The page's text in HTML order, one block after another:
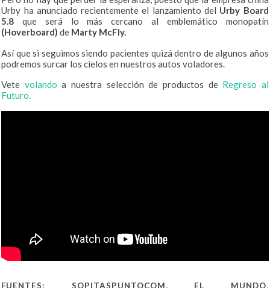
Urby ha anunciado recientemente el lanzamiento del Urby Board
5.8 que será lo más cercano al emblemático monopatín
(Hoverboard) de Marty McFly.
Así que si seguimos siendo pacientes quizá dentro de algunos años
podremos surcar los cielos en nuestros autos voladores.
Vete volando a nuestra selección de productos de Regreso al
Futuro.
FUENTES: SOPITASPUNTOCOM, EL MUNDO,